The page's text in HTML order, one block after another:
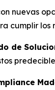
nuevas
cumplir los
de